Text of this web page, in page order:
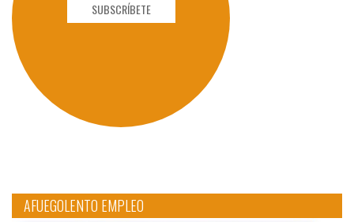
SUBSCRÍBETE
AFUEGOLENTO EMPLEO